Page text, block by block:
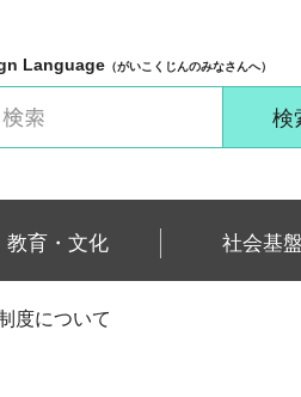
Language （がいこくじんのみなさんへ）
教育・文化 社会基盤
度について